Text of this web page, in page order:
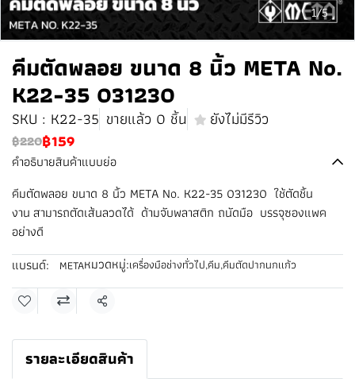
1/5
คีมตัดพลอย ขนาด 8 นิ้ว META No.
K22-35 031230
SKU : K22-35 ขายแล้ว 0 ชิ้น ยังไม่มีรีวิว
฿220฿159
คำอธิบายสินค้าแบบย่อ
คีมตัดพลอย ขนาด 8 นิ้ว META No. K22-35 031230 ใช้ตัดชิ้น
งาน สามารถตัดเส้นลวดได้ ด้ามจับพลาสติก ถนัดมือ บรรจุซองแพค
อย่างดี
แบรนด์:
METAหมวดหมู่:เครื่องมือช่างทั่วไป,คีม,คีมตัดปากนกเเก้ว
แชร์
รายละเอียดสินค้า